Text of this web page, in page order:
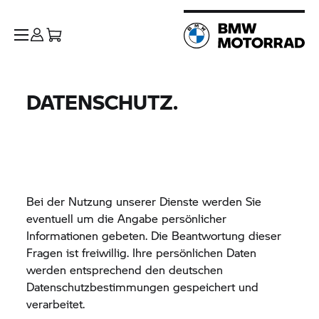
DATENSCHUTZ.
Bei der Nutzung unserer Dienste werden Sie
eventuell um die Angabe persönlicher
Informationen gebeten. Die Beantwortung dieser
Fragen ist freiwillig. Ihre persönlichen Daten
werden entsprechend den deutschen
Datenschutzbestimmungen gespeichert und
verarbeitet.